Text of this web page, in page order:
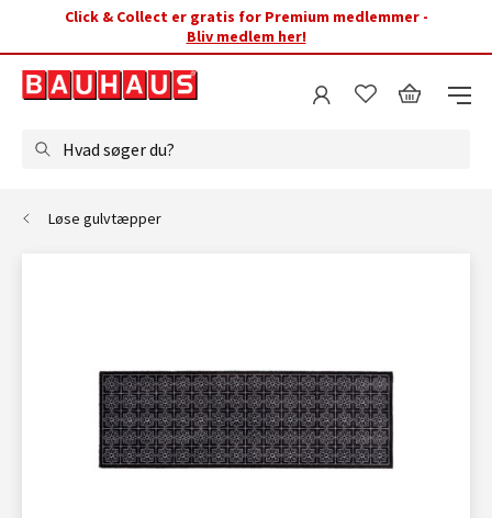
Click & Collect er gratis for Premium medlemmer -
Bliv medlem her!
Hvad søger du?
Løse gulvtæpper